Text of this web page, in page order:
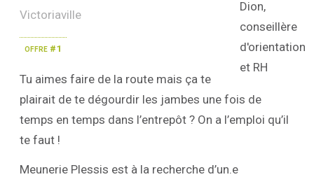
Victoriaville
offre #1
Tu aimes faire de la route mais ça te
plairait de te dégourdir les jambes une fois de
temps en temps dans l’entrepôt ? On a l’emploi qu’il
te faut !
Meunerie Plessis est à la recherche d’un.e